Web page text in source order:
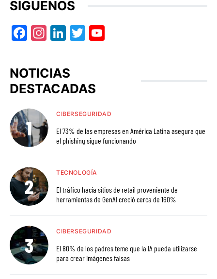
SÍGUENOS
Facebook
Instagram
LinkedIn
Twitter
NOTICIAS
DESTACADAS
CIBERSEGURIDAD
El 73% de las empresas en América Latina asegura que
el phishing sigue funcionando
TECNOLOGÍA
El tráfico hacia sitios de retail proveniente de
herramientas de GenAI creció cerca de 160%
CIBERSEGURIDAD
El 80% de los padres teme que la IA pueda utilizarse
para crear imágenes falsas